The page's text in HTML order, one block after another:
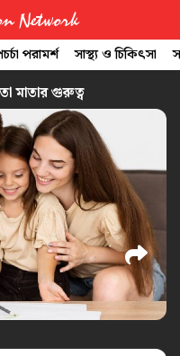
Network
পরামর্শ সাস্থ্য ও চিকিৎসা
মাতার গুরুত্ব